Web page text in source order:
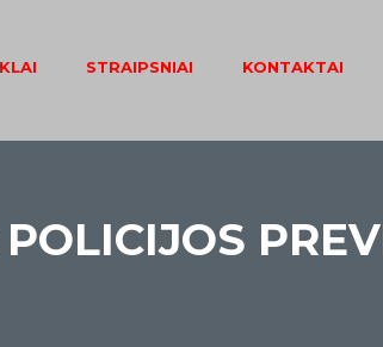
STRAIPSNIAI KONTAKTAI